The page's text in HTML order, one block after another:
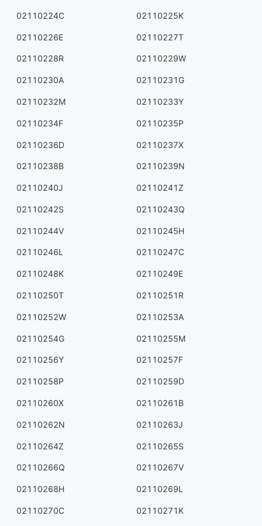
02110224C 02110225K
02110226E 02110227T
02110228R 02110229W
02110230A 02110231G
02110232M 02110233Y
02110234F 02110235P
02110236D 02110237X
02110238B 02110239N
02110240J 02110241Z
02110242S 02110243Q
02110244V 02110245H
02110246L 02110247C
02110248K 02110249E
02110250T 02110251R
02110252W 02110253A
02110254G 02110255M
02110256Y 02110257F
02110258P 02110259D
02110260X 02110261B
02110262N 02110263J
02110264Z 02110265S
02110266Q 02110267V
02110268H 02110269L
02110270C 02110271K